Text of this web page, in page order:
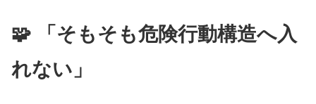
🧩 「そもそも危険行動構造へ入
れない」